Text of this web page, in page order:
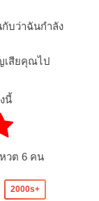
บว่าฉันกำลัง
เสียคุณไป
นี้
วต 6 คน
2000s+